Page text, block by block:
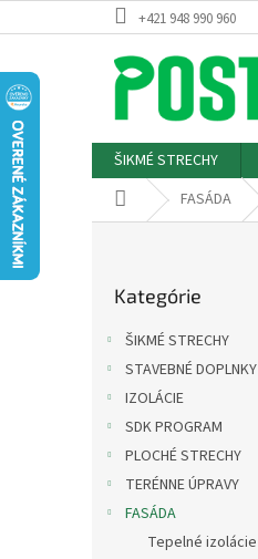
na
+421 948 990 960
ŠIKMÉ STRECHY
DomovFASÁDA
kategórie
Kategórie
ŠIKMÉ STRECHY
STAVEBNÉ DOPLNKY
IZOLÁCIE
SDK PROGRAM
PLOCHÉ STRECHY
TERÉNNE ÚPRAVY
FASÁDA
Tepelné izolácie